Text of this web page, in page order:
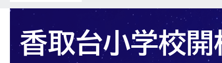
香取台小学校開